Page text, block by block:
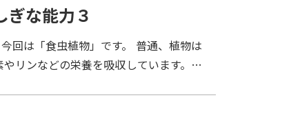
口から海水を胃に送りこみ、体を膨ら
たせているのです。どこかの土産物屋さ
状態でぶら下がってるのを見かけたこと
あんな感じに膨らみます。すごいです
ぎな能力３
回は「食虫植物」です。 普通、植物は
リンなどの栄養を吸収しています。し